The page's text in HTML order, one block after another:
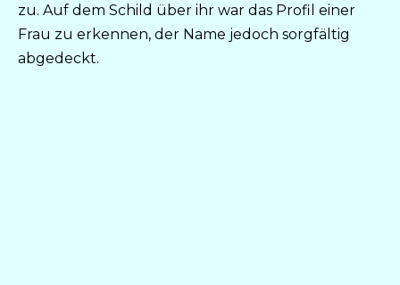
zu. Auf dem Schild über ihr war das Profil einer
Frau zu erkennen, der Name jedoch sorgfältig
abgedeckt.